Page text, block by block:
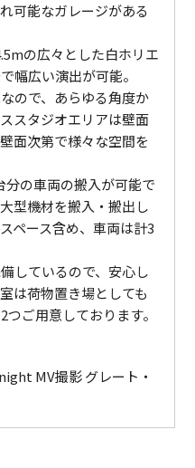
可能なガレージがある
の広々とした白ホリエ
幅広い演出が可能。
ので、あらゆる角度か
スタジオエリアは壁面
面次第で様々な空間を
分の車両の搬入が可能で
型機材を搬入・搬出し
ペース含め、車両は計3
しているので、安心し
は荷物置き場としても
ご用意しております。
MV撮影 グレート・